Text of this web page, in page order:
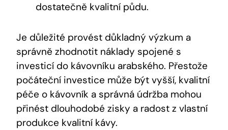
dostatečně kvalitní půdu.
Je důležité provést důkladný výzkum a
správně zhodnotit náklady spojené s
investicí do kávovníku arabského. Přestože
počáteční investice může být vyšší, kvalitní
péče o kávovník a správná údržba mohou
přinést dlouhodobé zisky a radost z vlastní
produkce kvalitní kávy.